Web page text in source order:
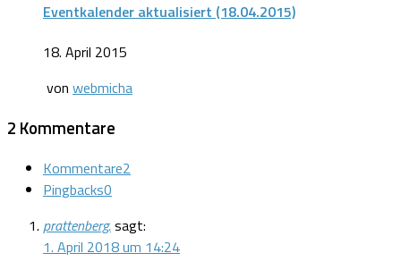
Eventkalender aktualisiert (18.04.2015)
18. April 2015
von webmicha
2 Kommentare
Kommentare2
Pingbacks0
prattenberg.sagt:
1. April 2018 um 14:24